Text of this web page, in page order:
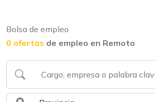
Bolsa de empleo
0 ofertas de empleo en Remoto